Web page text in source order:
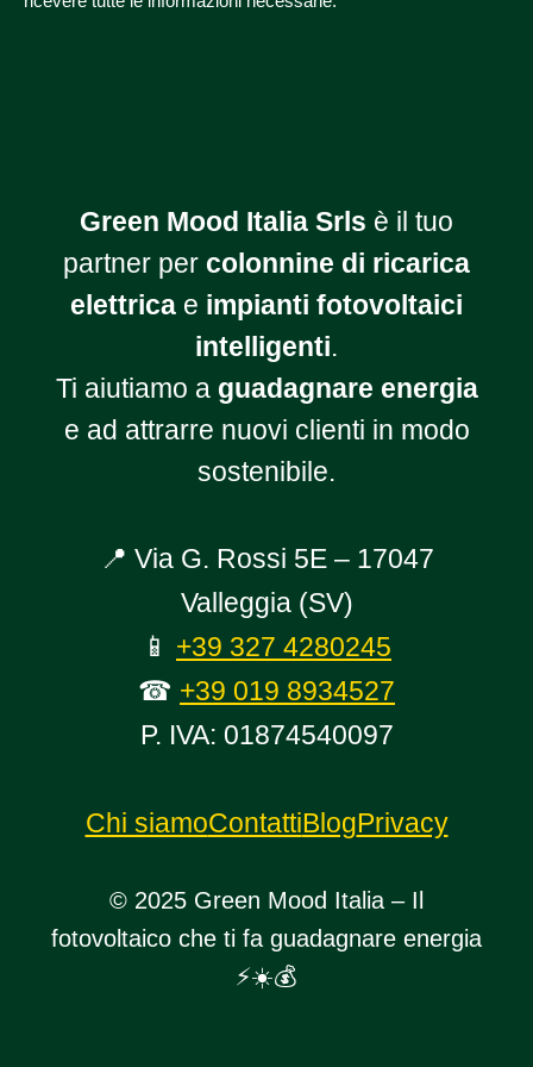
Green Mood Italia Srls è il tuo
partner per colonnine di ricarica
elettrica e impianti fotovoltaici
intelligenti.
Ti aiutiamo a guadagnare energia
e ad attrarre nuovi clienti in modo
sostenibile.
📍 Via G. Rossi 5E – 17047
Valleggia (SV)
📱 +39 327 4280245
☎ +39 019 8934527
P. IVA: 01874540097
Chi siamoContattiBlogPrivacy
© 2025 Green Mood Italia – Il
fotovoltaico che ti fa guadagnare energia
⚡☀️💰